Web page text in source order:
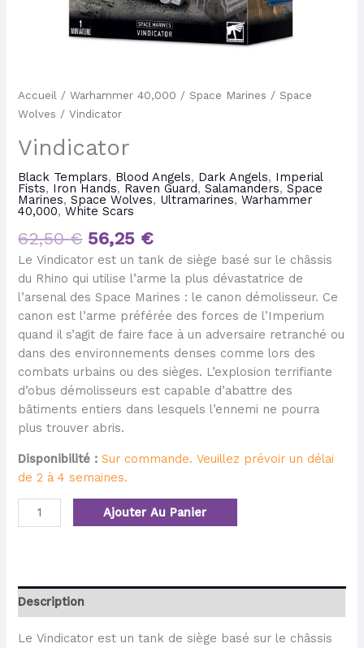
Accueil /Warhammer 40,000 /Space Marines /Space
Wolves / Vindicator
Vindicator
Black Templars, Blood Angels, Dark Angels, Imperial
Fists, Iron Hands, Raven Guard,Salamanders,Space
Marines,Space Wolves, Ultramarines,Warhammer
40,000,White Scars
62,50€ 56,25 €
Le Vindicator est un tank de siège basé sur le châssis
du Rhino qui utilise l’arme la plus dévastatrice de
l’arsenal des Space Marines : le canon démolisseur. Ce
canon est l’arme préférée des forces de l’Imperium
quand il s’agit de faire face à un adversaire retranché ou
dans des environnements denses comme lors des
combats urbains ou des sièges. L’explosion terrifiante
d’obus démolisseurs est capable d’abattre des
bâtiments entiers dans lesquels l’ennemi ne pourra
plus trouver abris.
Disponibilité : Sur commande. Veuillez prévoir un délai
de 2 à 4 semaines.
Ajouter Au Panier
Description
Le Vindicator est un tank de siège basé sur le châssis